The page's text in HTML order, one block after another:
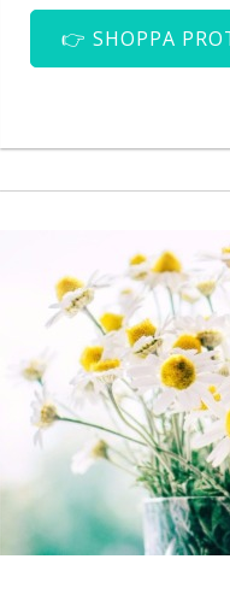
👉 SHOPPA